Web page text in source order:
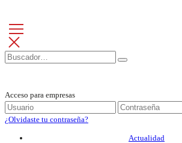
Acceso para empresas
¿Olvidaste tu contraseña?
Actualidad